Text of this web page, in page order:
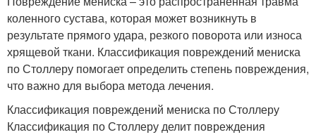
коленного сустава, которая может возникнуть в
результате прямого удара, резкого поворота или износа
хрящевой ткани. Классификация повреждений мениска
по Столлеру помогает определить степень повреждения,
что важно для выбора метода лечения.
Классификация повреждений мениска по Столлеру
Классификация по Столлеру делит повреждения